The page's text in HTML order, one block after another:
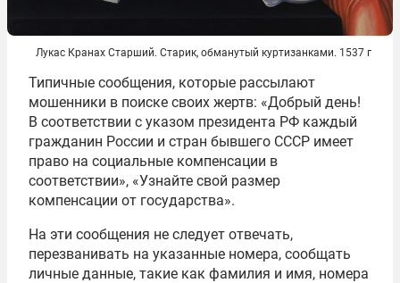
Лукас Кранах Старший. Старик, обманутый куртизанками. 1537 г
Типичные сообщения, которые рассылают
мошенники в поиске своих жертв: «Добрый день!
В соответствии с указом президента РФ каждый
гражданин России и стран бывшего СССР имеет
право на социальные компенсации в
соответствии», «Узнайте свой размер
компенсации от государства».
На эти сообщения не следует отвечать,
перезванивать на указанные номера, сообщать
личные данные, такие как фамилия и имя, номера